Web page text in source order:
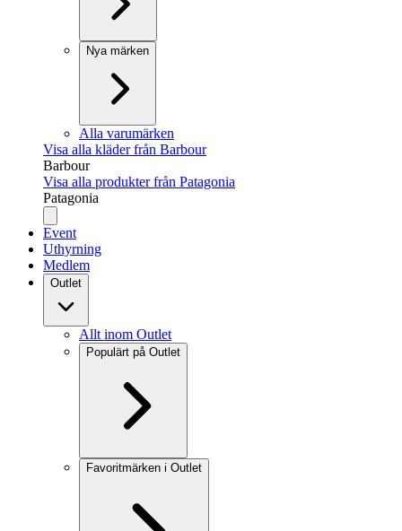
Nya märken
Alla varumärken
Visa alla kläder från Barbour
Barbour
Visa alla produkter från Patagonia
Patagonia
Event
Uthyrning
Medlem
Outlet
Allt inom Outlet
Populärt på Outlet
Favoritmärken i Outlet